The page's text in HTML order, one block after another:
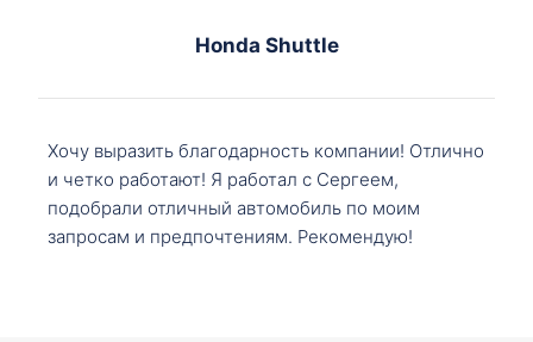
Honda Shuttle
Хочу выразить благодарность компании! Отлично
и четко работают! Я работал с Сергеем,
подобрали отличный автомобиль по моим
запросам и предпочтениям. Рекомендую!